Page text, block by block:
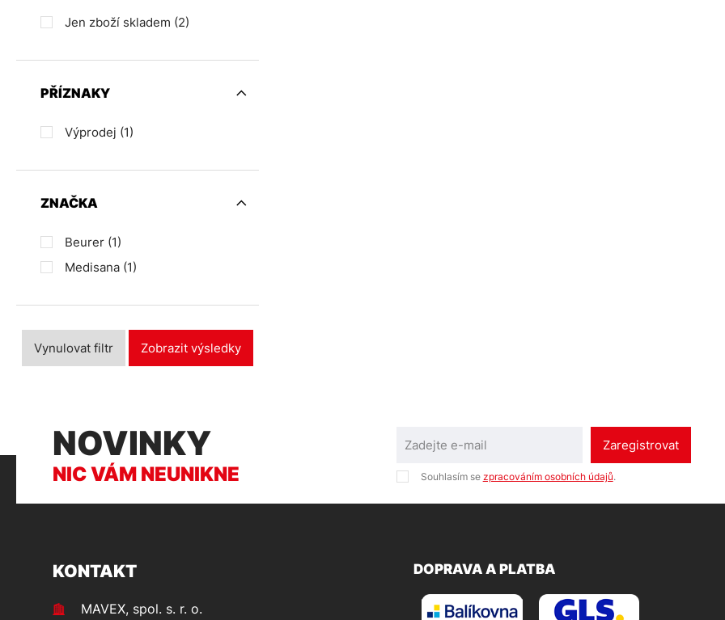
Jen zboží skladem (2)
PŘÍZNAKY
Výprodej (1)
ZNAČKA
Beurer (1)
Medisana (1)
Vynulovat filtr Zobrazit výsledky
NOVINKY
NIC VÁM NEUNIKNE
Zaregistrovat
Souhlasím se zpracováním osobních údajů.
KONTAKT
MAVEX, spol. s. r. o.
DOPRAVA A PLATBA